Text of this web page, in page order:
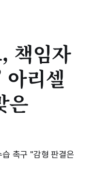
책임자
아리셀
은
습 촉구 "감형 판결은